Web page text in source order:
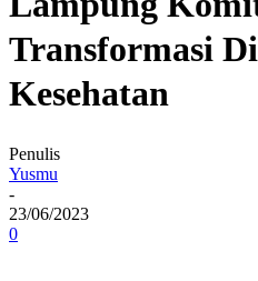
Transformasi
Kesehatan
Penulis
Yusmu
-
23/06/2023
0